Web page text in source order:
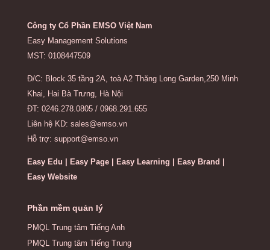
Công ty Cổ Phần EMSO Việt Nam
Easy Management Solutions
MST: 0108447509
Đ/C: Block 35 tầng 2A, toà A2 Thăng Long Garden,250 Minh
Khai, Hai Bà Trưng, Hà Nội
ĐT: 0246.278.0805 / 0968.291.655
Liên hệ KD: sales@emso.vn
Hỗ trợ: support@emso.vn
Easy Edu | Easy Page | Easy Learning | Easy Brand |
Easy Website
Phần mềm quản lý
PMQL Trung tâm Tiếng Anh
PMQL Trung tâm Tiếng Trung